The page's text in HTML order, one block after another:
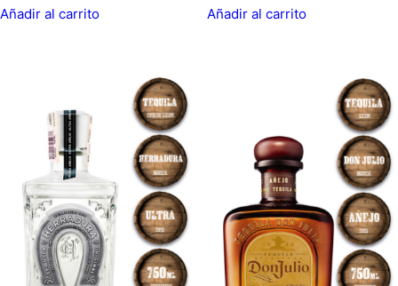
Añadir al carrito Añadir al carrito